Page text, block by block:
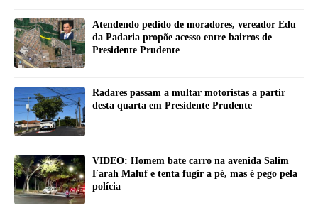
Atendendo pedido de moradores, vereador Edu
da Padaria propõe acesso entre bairros de
Presidente Prudente
Radares passam a multar motoristas a partir
desta quarta em Presidente Prudente
VIDEO: Homem bate carro na avenida Salim
Farah Maluf e tenta fugir a pé, mas é pego pela
polícia